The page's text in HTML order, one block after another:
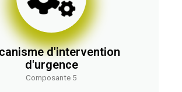
d'intervention
d'urgence
Composante 5